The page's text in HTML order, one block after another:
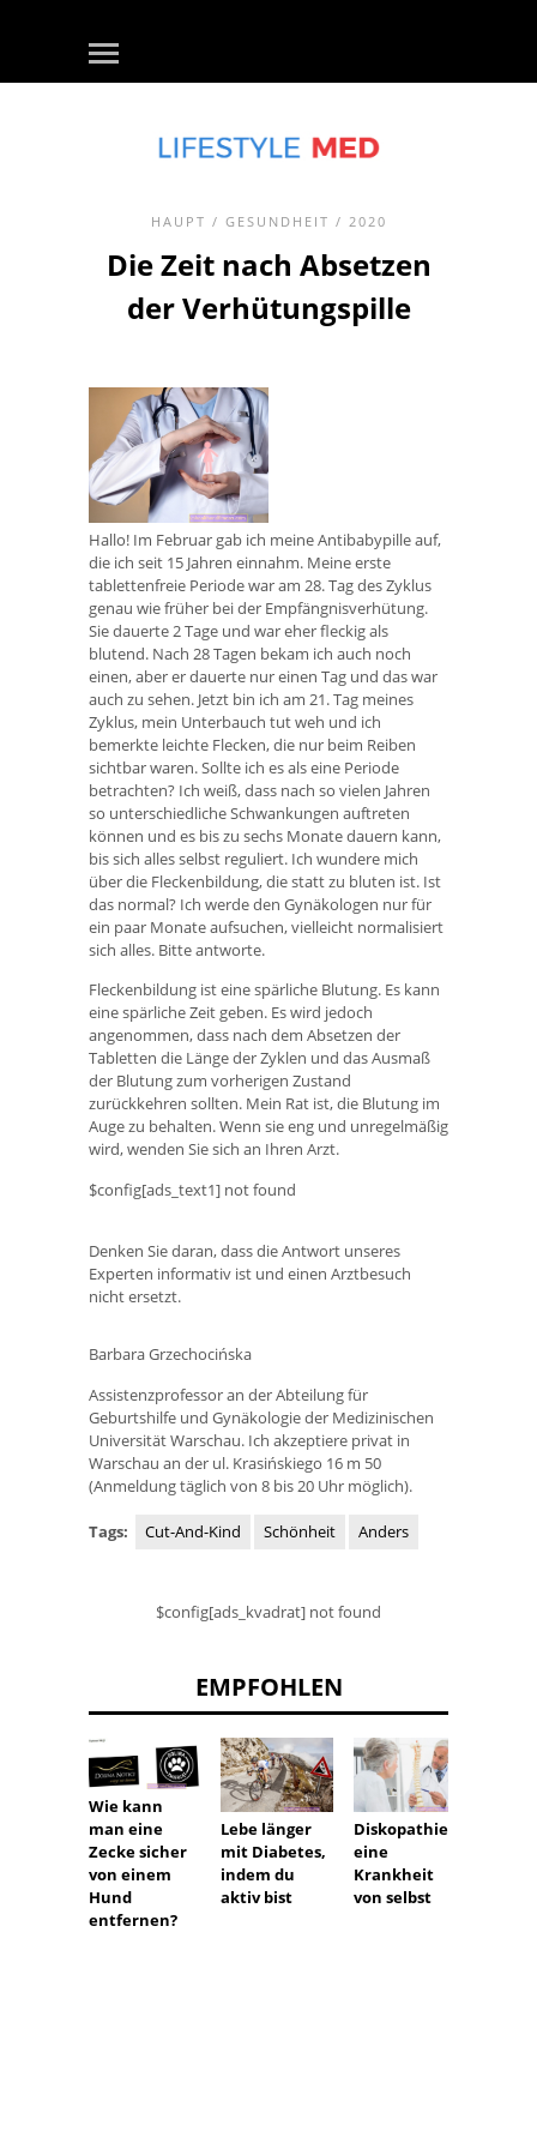
HAUPT / GESUNDHEIT / 2020
Die Zeit nach Absetzen
der Verhütungspille
Hallo! Im Februar gab ich meine Antibabypille auf,
die ich seit 15 Jahren einnahm. Meine erste
tablettenfreie Periode war am 28. Tag des Zyklus
genau wie früher bei der Empfängnisverhütung.
Sie dauerte 2 Tage und war eher fleckig als
blutend. Nach 28 Tagen bekam ich auch noch
einen, aber er dauerte nur einen Tag und das war
auch zu sehen. Jetzt bin ich am 21. Tag meines
Zyklus, mein Unterbauch tut weh und ich
bemerkte leichte Flecken, die nur beim Reiben
sichtbar waren. Sollte ich es als eine Periode
betrachten? Ich weiß, dass nach so vielen Jahren
so unterschiedliche Schwankungen auftreten
können und es bis zu sechs Monate dauern kann,
bis sich alles selbst reguliert. Ich wundere mich
über die Fleckenbildung, die statt zu bluten ist. Ist
das normal? Ich werde den Gynäkologen nur für
ein paar Monate aufsuchen, vielleicht normalisiert
sich alles. Bitte antworte.
Fleckenbildung ist eine spärliche Blutung. Es kann
eine spärliche Zeit geben. Es wird jedoch
angenommen, dass nach dem Absetzen der
Tabletten die Länge der Zyklen und das Ausmaß
der Blutung zum vorherigen Zustand
zurückkehren sollten. Mein Rat ist, die Blutung im
Auge zu behalten. Wenn sie eng und unregelmäßig
wird, wenden Sie sich an Ihren Arzt.
$config[ads_text1] not found
Denken Sie daran, dass die Antwort unseres
Experten informativ ist und einen Arztbesuch
nicht ersetzt.
Barbara Grzechocińska
Assistenzprofessor an der Abteilung für
Geburtshilfe und Gynäkologie der Medizinischen
Universität Warschau. Ich akzeptiere privat in
Warschau an der ul. Krasińskiego 16 m 50
(Anmeldung täglich von 8 bis 20 Uhr möglich).
Tags: Cut-And-Kind Schönheit Anders
$config[ads_kvadrat] not found
EMPFOHLEN
Wie kann
man eine
Zecke sicher
von einem
Hund
entfernen?
Lebe länger
mit Diabetes,
indem du
aktiv bist
Diskopathie:
eine
Krankheit
von selbst